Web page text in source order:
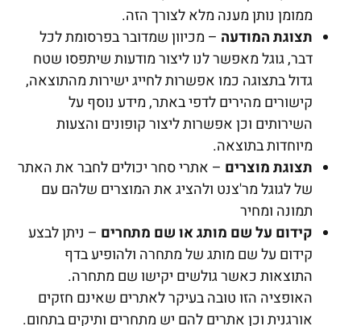
ממומן נותן מענה מלא לצורך הזה.
תצוגת המודעה – מכיוון שמדובר בפרסומת לכל
דבר, גוגל מאפשר לנו ליצור מודעות שיתפסו שטח
גדול בתצוגה כמו אפשרות לחייג ישירות מהתוצאה,
קישורים מהירים לדפי באתר, מידע נוסף על
השירותים וכן אפשרות ליצור קופונים והצעות
מיוחדות בתוצאה.
תצוגת מוצרים – אתרי סחר יכולים לחבר את האתר
של לגוגל מר'צנט ולהציג את המוצרים שלהם עם
תמונה ומחיר
קידום על שם מותג או שם מתחרים – ניתן לבצע
קידום על שם מותג של מתחרה ולהופיע בדף
התוצאות כאשר גולשים יקישו שם מתחרה.
האופציה הזו טובה בעיקר לאתרים שאינם חזקים
אורגנית וכן אתרים להם יש מתחרים ותיקים בתחום.